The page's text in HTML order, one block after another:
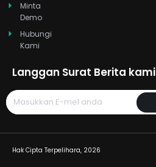
Minta
Demo
Hubungi
Kami
Langgan Surat Berita kami
Hak Cipta Terpelihara, 2026